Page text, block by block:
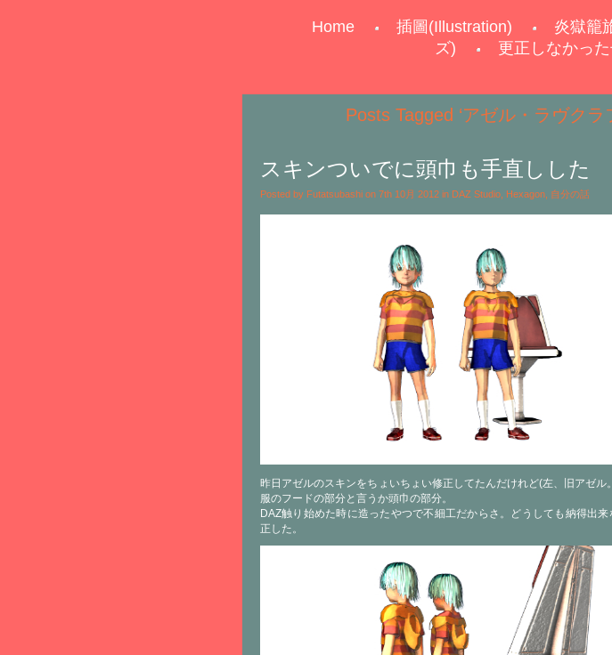
Home 插圖(Illustration) 炎獄籠
ズ)
更正しなかっ
Posts Tagged ‘アゼル・ラヴクラ
スキンついでに頭巾も手直しした
Posted by Futatsubashi on 7th 10月 2012 in DAZ Studio Hexagon 自分の話
昨日アゼルのスキンをちょいちょい修正してたんだけれど(左、旧アゼル
服のフードの部分と言うか頭巾の部分。
DAZ触り始めた時に造ったやつで不細工だからさ。どうしても納得出
正した。